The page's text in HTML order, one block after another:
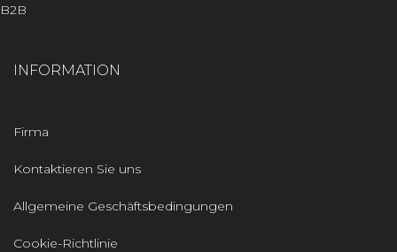
B2B
INFORMATION
Firma
Kontaktieren Sie uns
Allgemeine Geschäftsbedingungen
Cookie-Richtlinie